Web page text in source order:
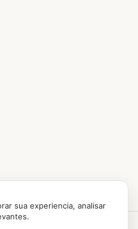
sua experiencia, analisar